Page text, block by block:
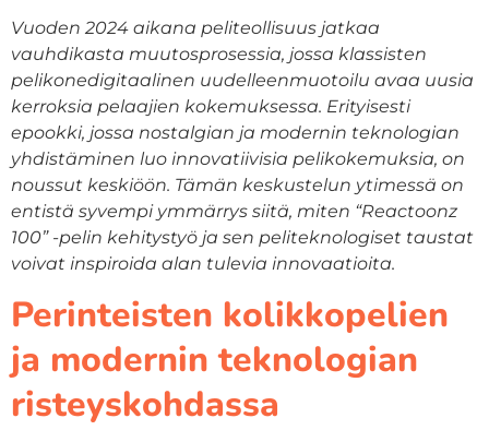
Vuoden 2024 aikana peliteollisuus jatkaa
vauhdikasta muutosprosessia, jossa klassisten
pelikonedigitaalinen uudelleenmuotoilu avaa uusia
kerroksia pelaajien kokemuksessa. Erityisesti
epookki, jossa nostalgian ja modernin teknologian
yhdistäminen luo innovatiivisia pelikokemuksia, on
noussut keskiöön. Tämän keskustelun ytimessä on
entistä syvempi ymmärrys siitä, miten “Reactoonz
100” -pelin kehitystyö ja sen peliteknologiset taustat
voivat inspiroida alan tulevia innovaatioita.
Perinteisten kolikkopelien
ja modernin teknologian
risteyskohdassa